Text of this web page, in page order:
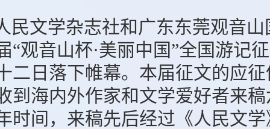
民文学杂志社和广东东莞观音
“观音山杯·美丽中国”全国游记
二日落下帷幕。 本届征文的应
到海内外作家和文学爱好者来
时间，来稿先后经过《人民文